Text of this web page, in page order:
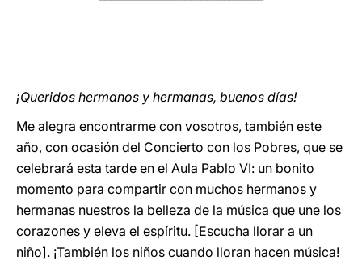
¡Queridos hermanos y hermanas, buenos días!
Me alegra encontrarme con vosotros, también este
año, con ocasión del Concierto con los Pobres, que se
celebrará esta tarde en el Aula Pablo VI: un bonito
momento para compartir con muchos hermanos y
hermanas nuestros la belleza de la música que une los
corazones y eleva el espíritu. [Escucha llorar a un
niño]. ¡También los niños cuando lloran hacen música!